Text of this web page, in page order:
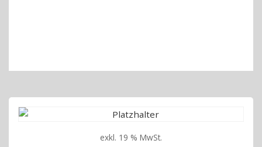
exkl. 19 % MwSt.